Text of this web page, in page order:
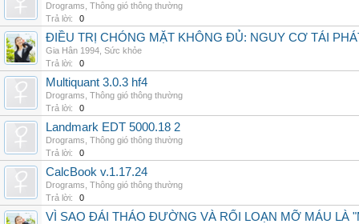
Drograms Thông gió thông thường
Trả lời:
0
ĐIỀU TRỊ CHÓNG MẶT KHÔNG ĐỦ: NGUY CƠ TÁI
Gia Hân 1994 Sức khỏe
Trả lời:
0
Multiquant 3.0.3 hf4
Drograms Thông gió thông thường
Trả lời:
0
Landmark EDT 5000.18 2
Drograms Thông gió thông thường
Trả lời:
0
CalcBook v.1.17.24
Drograms Thông gió thông thường
Trả lời:
0
VÌ SAO ĐÁI THÁO ĐƯỜNG VÀ RỐI LOẠN MỠ MÁU LÀ